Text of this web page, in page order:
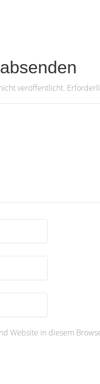
veröffentlicht.
Website in diesem